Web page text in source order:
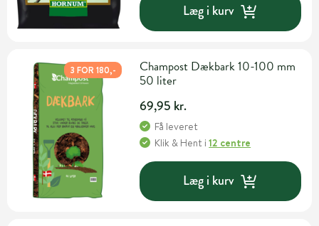
Læg i kurv
3 FOR 180,-
Champost Dækbark 10-100 mm
50 liter
69,95 kr.
Få leveret
Klik & Hent i12 centre
Læg i kurv